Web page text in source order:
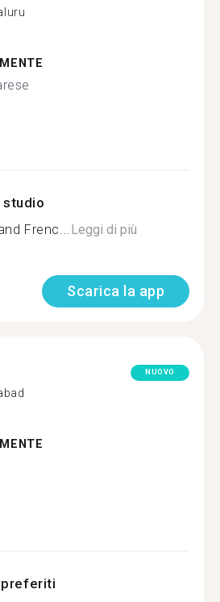
Frenc...Leggi di più
Scarica la app
NUOVO